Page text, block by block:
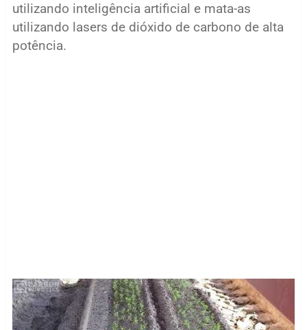
utilizando inteligência artificial e mata-as
utilizando lasers de dióxido de carbono de alta
potência.